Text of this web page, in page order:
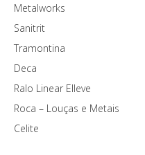
Metalworks
Sanitrit
Tramontina
Deca
Ralo Linear Elleve
Roca – Louças e Metais
Celite